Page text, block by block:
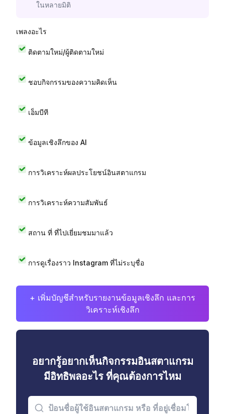
ในหลายมิติ
เพลงอะไร
ติดตามใหม่/ผู้ติดตามใหม่
ชอบกิจกรรมของความคิดเห็น
เอ็มบีที
ข้อมูลเชิงลึกของ AI
การวิเคราะห์ผลประโยชน์อินสตาแกรม
การวิเคราะห์ความสัมพันธ์
สถาน ที่ ที่ไปเยี่ยมชมมาแล้ว
การดูเรื่องราว Instagram ที่ไม่ระบุชื่อ
+ เพิ่มบัญชีสำหรับรายงานข้อมูลเชิงลึก และการ
วิเคราะห์เชิงลึก
อยากรู้อยากเห็นกิจกรรมอินสตาแกรม
มีอิทธิพลอะไร ที่คุณต้องการไหม